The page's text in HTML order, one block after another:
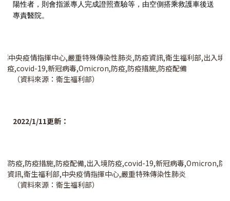
陽性者，則會指派專人完成證照查驗等，由空側搭乘救護車後送
專責醫院。
（資料來源：衛生福利部）
2022/1/11更新：
（資料來源：衛生福利部）